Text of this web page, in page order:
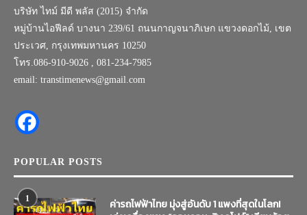
บริษัท ไทม์ มีดี พลัส (2015) จำกัด
หมู่บ้านไอฟีลด์ บางนา 239/61 ถนนกาญจนาภิเษก แขวงดอกไม้, เขต
ประเวศ, กรุงเทพมหานคร 10250
โทร.086-910-9026 , 081-234-7985
email: transtimenews@gmail.com
POPULAR POSTS
1
ค่ารถไฟฟ้าไทย มุ่งสู่อันดับ 1 แพงที่สุดในโลก!